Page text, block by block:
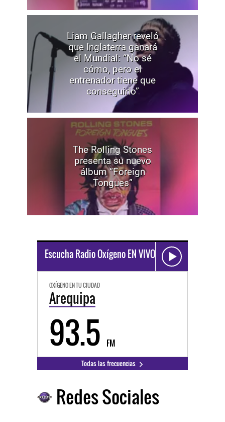
Liam Gallagher reveló
que Inglaterra ganará
el Mundial: “No sé
cómo, pero el
entrenador tiene que
conseguirlo”
The Rolling Stones
presenta su nuevo
álbum “Foreign
Tongues”
Escucha Radio Oxígeno EN VIVO
OXÍGENO EN TU CIUDAD
Arequipa
93.5 FM
Todas las frecuencias
Redes Sociales